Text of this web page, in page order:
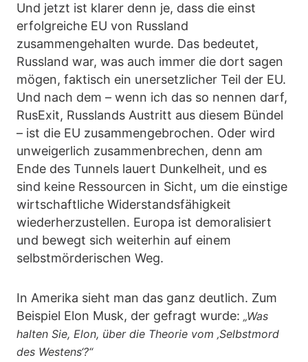
Und jetzt ist klarer denn je, dass die einst
erfolgreiche EU von Russland
zusammengehalten wurde. Das bedeutet,
Russland war, was auch immer die dort sagen
mögen, faktisch ein unersetzlicher Teil der EU.
Und nach dem – wenn ich das so nennen darf,
RusExit, Russlands Austritt aus diesem Bündel
– ist die EU zusammengebrochen. Oder wird
unweigerlich zusammenbrechen, denn am
Ende des Tunnels lauert Dunkelheit, und es
sind keine Ressourcen in Sicht, um die einstige
wirtschaftliche Widerstandsfähigkeit
wiederherzustellen. Europa ist demoralisiert
und bewegt sich weiterhin auf einem
selbstmörderischen Weg.
In Amerika sieht man das ganz deutlich. Zum
Beispiel Elon Musk, der gefragt wurde: „Was
halten Sie, Elon, über die Theorie vom ‚Selbstmord
des Westens‘?“